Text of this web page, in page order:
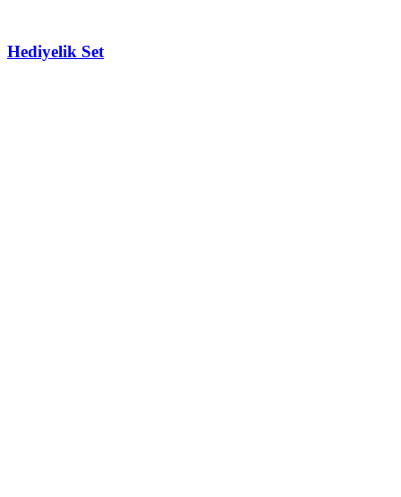
Hediyelik Set